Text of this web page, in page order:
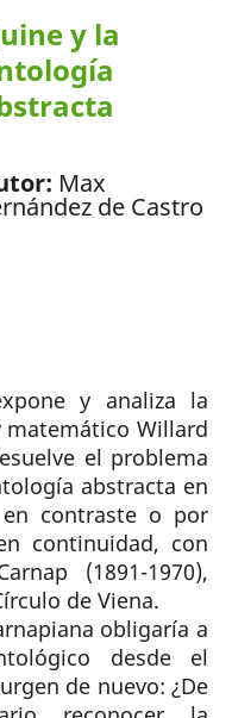
y la
Max
de Castro
y analiza la
Willard
el problema
abstracta en
contraste o por
continuidad, con
(1891-1970),
de Viena.
obligaría a
desde el
de nuevo: ¿De